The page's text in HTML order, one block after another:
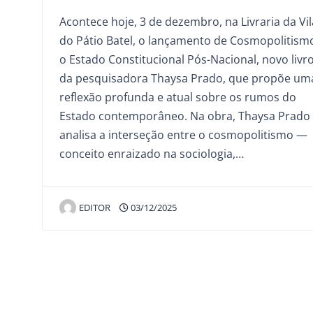
Acontece hoje, 3 de dezembro, na Livraria da
do Pátio Batel, o lançamento de
o Estado Constitucional Pós-Nacional, novo livro
da pesquisadora Thaysa Prado, que propõe
reflexão profunda e atual sobre os rumos do
Estado contemporâneo. Na obra, Thaysa Prado
analisa a interseção entre o cosmopolitismo —
conceito enraizado na sociologia,…
EDITOR 03/12/2025